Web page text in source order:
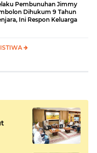
Pembunuhan Jimmy
Dihukum 9 Tahun
Ini Respon Keluarga